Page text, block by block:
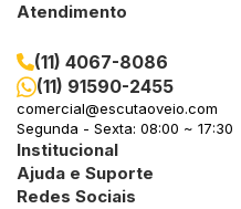
Atendimento
(11) 4067-8086
(11) 91590-2455
comercial@escutaoveio.com
Segunda - Sexta: 08:00 ~ 17:30
Institucional
Ajuda e Suporte
Redes Sociais